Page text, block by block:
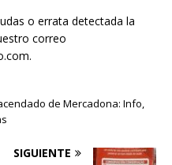
o errata detectada la
correo
de Mercadona: Info,
SIGUIENTE